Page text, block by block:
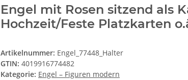
Engel mit Rosen sitzend als
Hochzeit/Feste Platzkarten
Artikelnummer: Engel_77448_Halter
GTIN: 4019916774482
Kategorie: Engel – Figuren modern